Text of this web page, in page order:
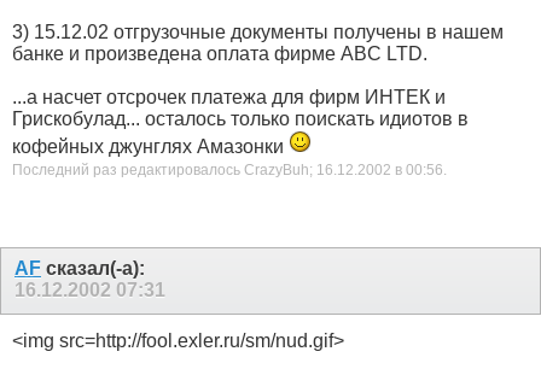
3) 15.12.02 отгрузочные документы получены в нашем
банке и произведена оплата фирме ABC LTD.
...а насчет отсрочек платежа для фирм ИНТЕК и
Грискобулад... осталось только поискать идиотов в
кофейных джунглях Амазонки
Последний раз редактировалось CrazyBuh; 16.12.2002 в 00:56
AF сказал(-а):
16.12.2002 07:31
<img src=http://fool.exler.ru/sm/nud.gif>